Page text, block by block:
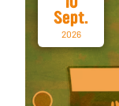
Sept.
2026